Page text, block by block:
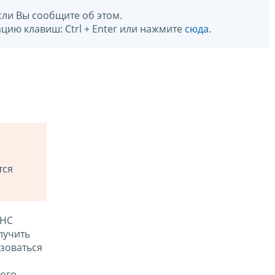
Вы сообщите об этом.
клавиш: Ctrl + Enter или нажмите сюда.